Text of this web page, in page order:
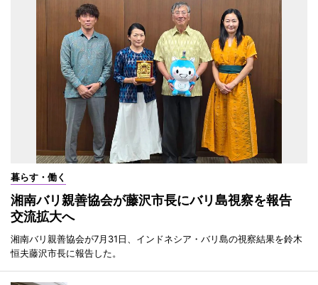
暮らす・働く
湘南バリ親善協会が藤沢市長にバリ島視察を報告
交流拡大へ
湘南バリ親善協会が7月31日、インドネシア・バリ島の視察結果を鈴木
恒夫藤沢市長に報告した。